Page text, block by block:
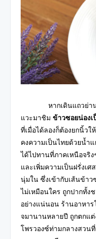
หากเดินแถวย่านรา
แวะมาชิมข้าวซอยน่องเ
ที่เมื่อได้ลองก็ต้องยกนิ้วใ
คงความเป็นไทยด้วยน้ำ
ได้ไปทานที่ภาคเหนือจริ
และเพิ่มความเป็นฝรั่งเศ
นุ่มใน ซึ่งเข้ากับเส้นข้าว
ไม่เหมือนใคร ถูกปากทั้ง
อย่างแน่นอน ร้านอาหาร
จมานานหลายปี ถูกตกแต่
โพรวองซ์ท่ามกลางสวน